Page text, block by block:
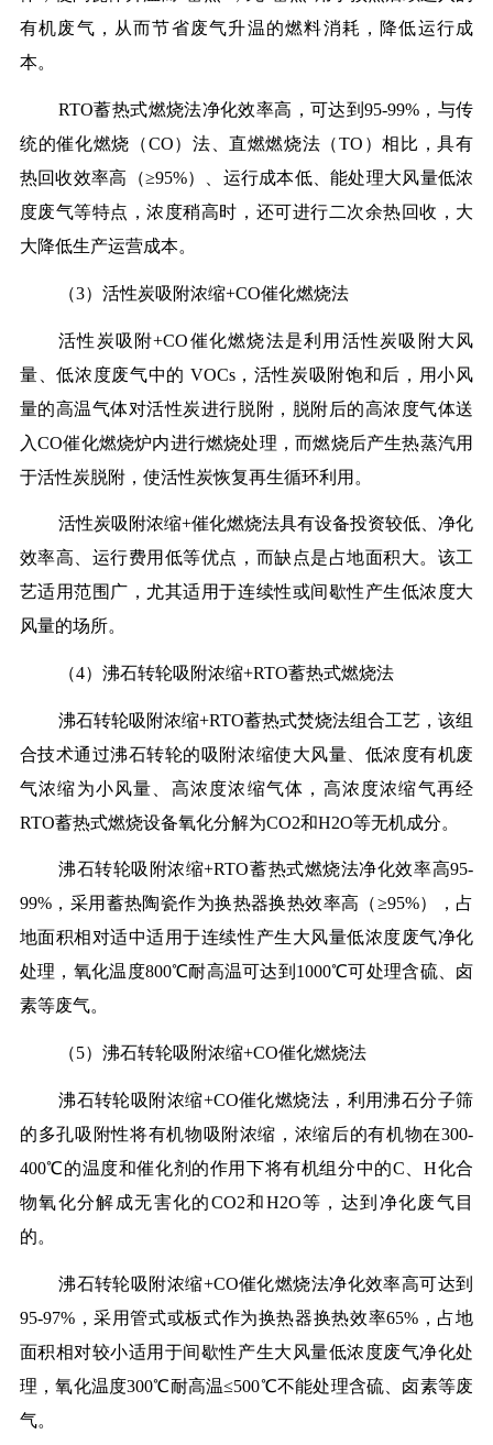
有机废气，从而节省废气升温的燃料消耗，降低运行成
本。
RTO蓄热式燃烧法净化效率高，可达到95-99%，与传
统的催化燃烧（CO）法、直燃燃烧法（TO）相比，具有
热回收效率高（≥95%）、运行成本低、能处理大风量低浓
度废气等特点，浓度稍高时，还可进行二次余热回收，大
大降低生产运营成本。
（3）活性炭吸附浓缩+CO催化燃烧法
活性炭吸附+CO催化燃烧法是利用活性炭吸附大风
量、低浓度废气中的 VOCs，活性炭吸附饱和后，用小风
量的高温气体对活性炭进行脱附，脱附后的高浓度气体送
入CO催化燃烧炉内进行燃烧处理，而燃烧后产生热蒸汽用
于活性炭脱附，使活性炭恢复再生循环利用。
活性炭吸附浓缩+催化燃烧法具有设备投资较低、净化
效率高、运行费用低等优点，而缺点是占地面积大。该工
艺适用范围广，尤其适用于连续性或间歇性产生低浓度大
风量的场所。
（4）沸石转轮吸附浓缩+RTO蓄热式燃烧法
沸石转轮吸附浓缩+RTO蓄热式焚烧法组合工艺，该组
合技术通过沸石转轮的吸附浓缩使大风量、低浓度有机废
气浓缩为小风量、高浓度浓缩气体，高浓度浓缩气再经
RTO蓄热式燃烧设备氧化分解为CO2和H2O等无机成分。
沸石转轮吸附浓缩+RTO蓄热式燃烧法净化效率高95-
99%，采用蓄热陶瓷作为换热器换热效率高（≥95%），占
地面积相对适中适用于连续性产生大风量低浓度废气净化
处理，氧化温度800℃耐高温可达到1000℃可处理含硫、卤
素等废气。
（5）沸石转轮吸附浓缩+CO催化燃烧法
沸石转轮吸附浓缩+CO催化燃烧法，利用沸石分子筛
的多孔吸附性将有机物吸附浓缩，浓缩后的有机物在300-
400℃的温度和催化剂的作用下将有机组分中的C、H化合
物氧化分解成无害化的CO2和H2O等，达到净化废气目
的。
沸石转轮吸附浓缩+CO催化燃烧法净化效率高可达到
95-97%，采用管式或板式作为换热器换热效率65%，占地
面积相对较小适用于间歇性产生大风量低浓度废气净化处
理，氧化温度300℃耐高温≤500℃不能处理含硫、卤素等废
气。